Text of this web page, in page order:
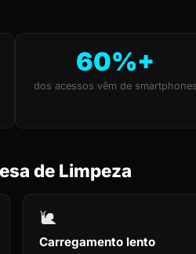
60%+
dos acessos vêm de smartphones
de Limpeza
🐌
Carregamento lento